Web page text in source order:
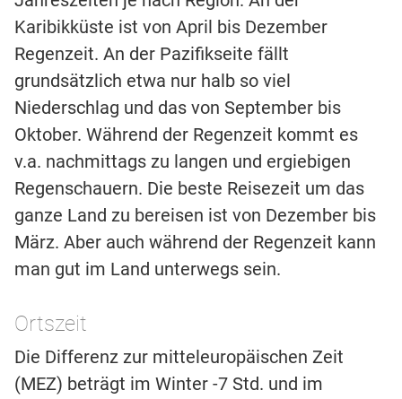
Karibikküste ist von April bis Dezember
Regenzeit. An der Pazifikseite fällt
grundsätzlich etwa nur halb so viel
Niederschlag und das von September bis
Oktober. Während der Regenzeit kommt es
v.a. nachmittags zu langen und ergiebigen
Regenschauern. Die beste Reisezeit um das
ganze Land zu bereisen ist von Dezember bis
März. Aber auch während der Regenzeit kann
man gut im Land unterwegs sein.
Ortszeit
Die Differenz zur mitteleuropäischen Zeit
(MEZ) beträgt im Winter -7 Std. und im